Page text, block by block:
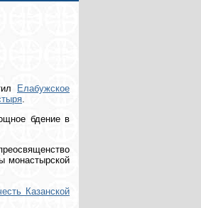
Елабужское
бдение в
монастырской
Казанской